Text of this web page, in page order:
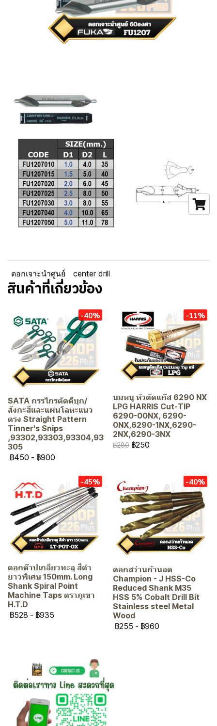
ดอกเจาะนำศูนย์ center drill
สินค้าที่เกี่ยวข้อง
-40%
SATA กรรไกรตัดดีบุก/
สังกะสีและแผ่นโลหะแนว
ตรง Straight Pattern
Tinner's Snips
,93302,93303,93304,93
305
฿450 - ฿900
-11%
นมหนู หัวตัดแก๊ส 6290 NX
LPG HARRIS Cut-TIP
6290-00NX, 6290-
0NX,6290-1NX,6290-
2NX,6290-3NX
฿280 ฿250
-45%
ดอกต๊าปเกลียวทะลุ สีดำ
ยาวพิเศษ 150mm. Long
Shank Spiral Point
Machine Taps ตราภูเขา
H.T.D
฿528 - ฿935
-40%
ดอกสว่านก้านลด
Champion - J HSS-Co
Reduced Shank M35
HSS 5% Cobalt Drill Bit
Stainless steel Metal
Wood
฿255 - ฿960